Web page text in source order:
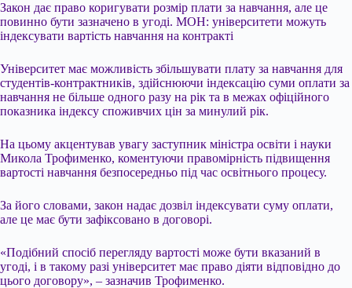
Закон дає право коригувати розмір плати за навчання, але це
повинно бути зазначено в угоді. МОН: університети можуть
індексувати вартість навчання на контракті
Університет має можливість збільшувати плату за навчання для
студентів-контрактників, здійснюючи індексацію суми оплати за
навчання не більше одного разу на рік та в межах офіційного
показника індексу споживчих цін за минулий рік.
На цьому акцентував увагу заступник міністра освіти і науки
Микола Трофименко, коментуючи правомірність підвищення
вартості навчання безпосередньо під час освітнього процесу.
За його словами, закон надає дозвіл індексувати суму оплати,
але це має бути зафіксовано в договорі.
«Подібний спосіб перегляду вартості може бути вказаний в
угоді, і в такому разі університет має право діяти відповідно до
цього договору», – зазначив Трофименко.